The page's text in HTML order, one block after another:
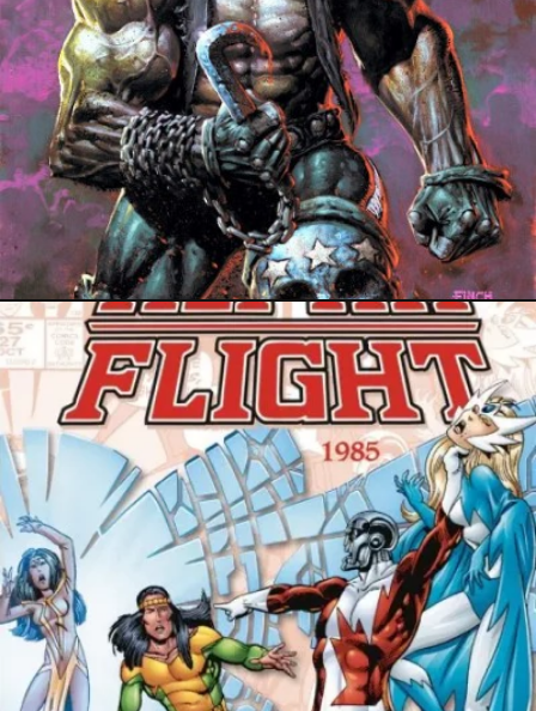
15 octobre 2023
25 juin 2023